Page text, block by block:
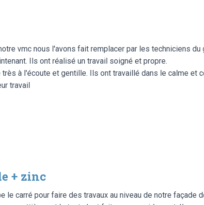
vmc nous l'avons fait remplacer par les techniciens du
Ils ont réalisé un travail soigné et propre.
à l'écoute et gentille. Ils ont travaillé dans le calme et
travail
+ zinc
le carré pour faire des travaux au niveau de notre façade